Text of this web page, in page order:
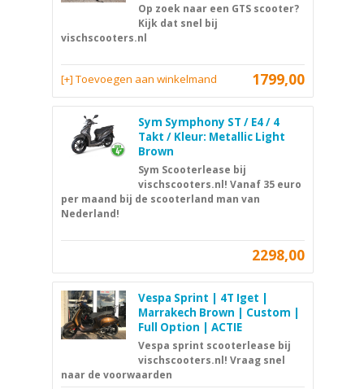
Op zoek naar een GTS scooter?
Kijk dat snel bij
vischscooters.nl
1799,00
[+] Toevoegen aan winkelmand
Sym Symphony ST / E4 / 4
Takt / Kleur: Metallic Light
Brown
Sym Scooterlease bij
vischscooters.nl! Vanaf 35 euro
per maand bij de scooterland man van
Nederland!
2298,00
Vespa Sprint | 4T Iget |
Marrakech Brown | Custom |
Full Option | ACTIE
Vespa sprint scooterlease bij
vischscooters.nl! Vraag snel
naar de voorwaarden